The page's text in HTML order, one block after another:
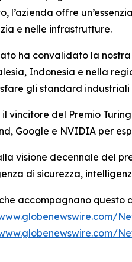
l’azienda offre
e nelle infrastrutture.
ha convalidato la
Indonesia e nella
gli standard industriali
il vincitore del Premio
Google e NVIDIA per
visione decennale del
di sicurezza,
accompagnano questo